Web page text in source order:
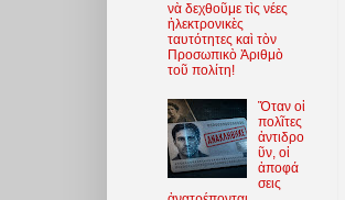
νὰ δεχθοῦμε τὶς νέες
ἠλεκτρονικὲς
ταυτότητες καὶ τὸν
Προσωπικὸ Ἀριθμὸ
τοῦ πολίτη!
Ὅταν οἱ
πολῖτες
ἀντιδρο
ῦν, οἱ
ἀποφά
σεις